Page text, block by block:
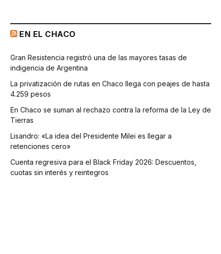
EN EL CHACO
Gran Resistencia registró una de las mayores tasas de
indigencia de Argentina
La privatización de rutas en Chaco llega con peajes de hasta
4.259 pesos
En Chaco se suman al rechazo contra la reforma de la Ley de
Tierras
Lisandro: «La idea del Presidente Milei es llegar a
retenciones cero»
Cuenta regresiva para el Black Friday 2026: Descuentos,
cuotas sin interés y reintegros